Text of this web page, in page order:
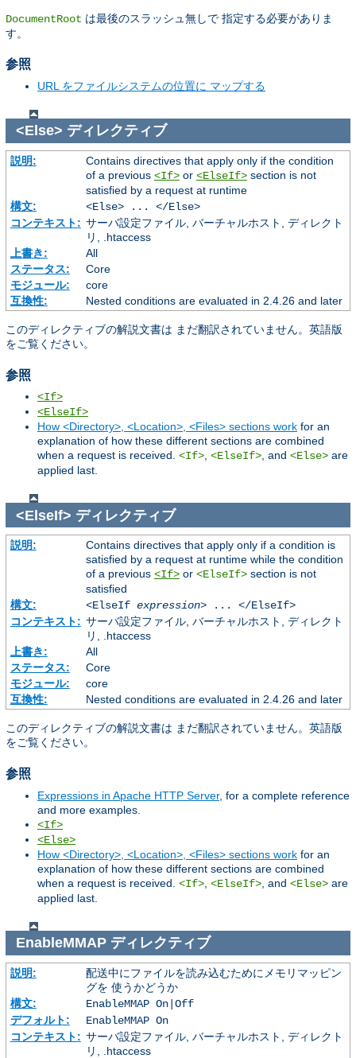
DocumentRoot は最後のスラッシュ無しで 指定する必要がありま
す。
参照
URL をファイルシステムの位置に マップする
<Else> ディレクティブ
説明:
Contains directives that apply only if the condition
of a previous <If>or <ElseIf>section is not
satisfied by a request at runtime
構文:
<Else> ... </Else>
コンテキスト: サーバ設定ファイル, バーチャルホスト, ディレクト
リ, .htaccess
上書き:
All
ステータス:
Core
モジュール:
core
互換性:
Nested conditions are evaluated in 2.4.26 and later
このディレクティブの解説文書は まだ翻訳されていません。英語版
をご覧ください。
参照
<If>
<ElseIf>
How <Directory>, <Location>, <Files> sections work for an
explanation of how these different sections are combined
when a request is received. <If>, <ElseIf>, and <Else> are
applied last.
<ElseIf> ディレクティブ
説明:
Contains directives that apply only if a condition is
satisfied by a request at runtime while the condition
of a previous <If>or <ElseIf>section is not
satisfied
構文:
<ElseIf expression> ... </ElseIf>
コンテキスト: サーバ設定ファイル, バーチャルホスト, ディレクト
リ, .htaccess
上書き:
All
ステータス:
Core
モジュール:
core
互換性:
Nested conditions are evaluated in 2.4.26 and later
このディレクティブの解説文書は まだ翻訳されていません。英語版
をご覧ください。
参照
Expressions in Apache HTTP Server, for a complete reference
and more examples.
<If>
<Else>
How <Directory>, <Location>, <Files> sections work for an
explanation of how these different sections are combined
when a request is received. <If> <ElseIf> , and <Else> are
applied last.
EnableMMAPディレクティブ
説明:
配送中にファイルを読み込むためにメモリマッピン
グを 使うかどうか
構文:
EnableMMAP On|Off
デフォルト:
EnableMMAP On
コンテキスト: サーバ設定ファイル, バーチャルホスト, ディレクト
リ, .htaccess